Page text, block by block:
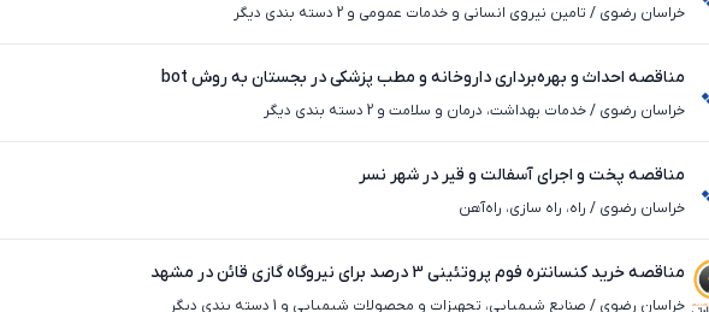
خراسان رضوی / تامین نیروی انسانی و خدمات عمومی و 2 دسته بندی دیگر
مناقصه احداث و بهره‌برداری داروخانه و مطب پزشکی در بجستان به روش bot
خراسان رضوی /خدمات بهداشت، درمان و سلامت و 2 دسته بندی دیگر
مناقصه پخت و اجرای آسفالت و قیر در شهر نسر
خراسان رضوی / راه، راه‌ سازی، راه‌آهن
مناقصه خرید کنسانتره فوم پروتئینی 3 درصد برای نیروگاه گازی قائن در مشهد
خراسان رضوی / صنایع شیمیایی، تجهیزات و محصولات شیمیایی و 1 دسته بندی دیگر